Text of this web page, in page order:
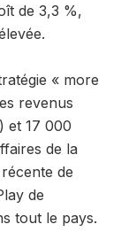
de 3,3 %,
« more
revenus
et 17 000
de la
de
de
tout le pays.